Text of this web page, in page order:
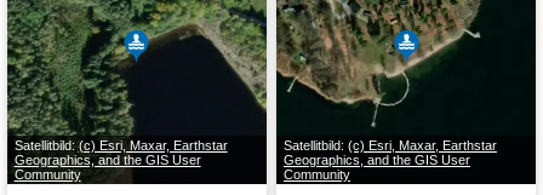
Satellitbild:(c) Esri, Maxar, Earthstar
Geographics, and the GIS User
Community
Satellitbild: (c) Esri, Maxar, Earthstar
Geographics, and the GIS User
Community